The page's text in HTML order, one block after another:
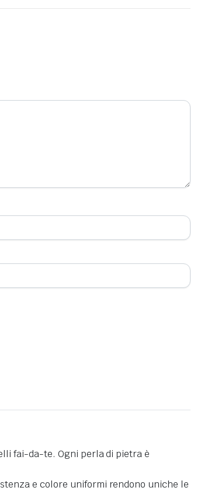
fai-da-te. Ogni perla di pietra è
e colore uniformi rendono uniche le